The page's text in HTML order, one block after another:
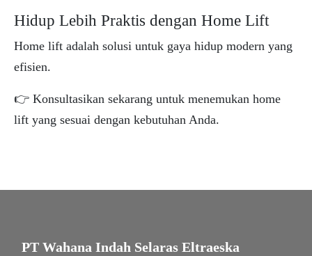
Hidup Lebih Praktis dengan Home Lift
Home lift adalah solusi untuk gaya hidup modern yang
efisien.
👉 Konsultasikan sekarang untuk menemukan home
lift yang sesuai dengan kebutuhan Anda.
PT Wahana Indah Selaras Eltraeska